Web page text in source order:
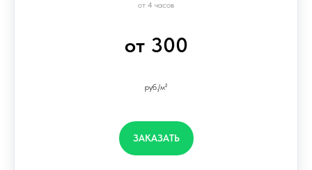
от 4 часов
от 300
руб./м²
ЗАКАЗАТЬ